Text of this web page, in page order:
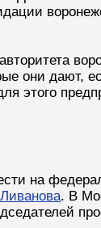
они дают,
этого
на
. В